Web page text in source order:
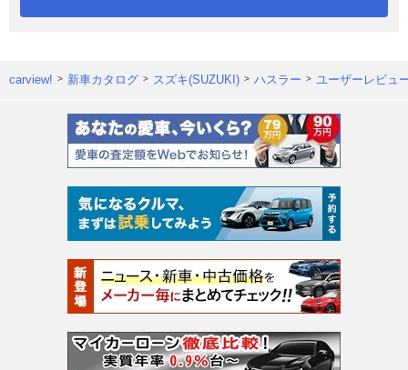
carview! 新車カタログ スズキ(SUZUKI) ハスラー ユーザーレビュ